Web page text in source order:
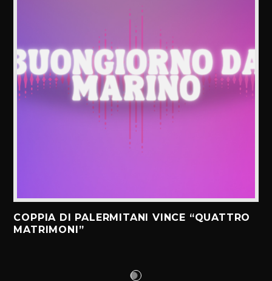
COPPIA DI PALERMITANI VINCE “QUATTRO
MATRIMONI”